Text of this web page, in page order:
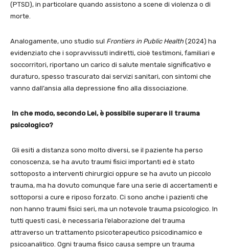
(PTSD), in particolare quando assistono a scene di violenza o di
morte.
Analogamente, uno studio sul Frontiers in Public Health (2024) ha
evidenziato che i sopravvissuti indiretti, cioè testimoni, familiari e
soccorritori, riportano un carico di salute mentale significativo e
duraturo, spesso trascurato dai servizi sanitari, con sintomi che
vanno dall’ansia alla depressione fino alla dissociazione.
In che modo, secondo Lei, è possibile superare il trauma
psicologico?
Gli esiti a distanza sono molto diversi, se il paziente ha perso
conoscenza, se ha avuto traumi fisici importanti ed è stato
sottoposto a interventi chirurgici oppure se ha avuto un piccolo
trauma, ma ha dovuto comunque fare una serie di accertamenti e
sottoporsi a cure e riposo forzato. Ci sono anche i pazienti che
non hanno traumi fisici seri, ma un notevole trauma psicologico. In
tutti questi casi, è necessaria l’elaborazione del trauma
attraverso un trattamento psicoterapeutico psicodinamico e
psicoanalitico. Ogni trauma fisico causa sempre un trauma